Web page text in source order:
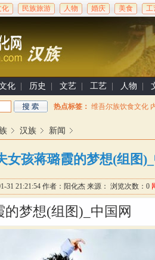
化 民族旅游 人物 婚庆 美食 工
化 历史 文艺 工艺 人物
热点标签： 维吾尔族饮食文化
汉族 新闻
女孩蒋璐霞的梦想(组图
31 21:21:54作者： 阳化杰来源： 浏览次数： 0
梦想(组图)_中国网